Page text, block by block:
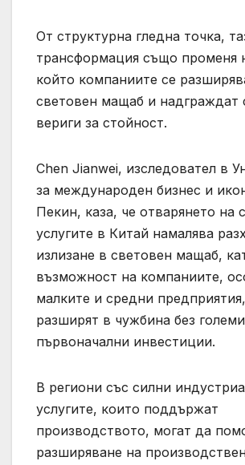
От структурна гледна точка,
трансформация също променя
който компаниите се
световен мащаб и надграждат
вериги за стойност.
Chen Jianwei, изследовател в
за международен бизнес и
Пекин, каза, че отварянето на
услугите в Китай намалява
излизане в световен мащаб,
възможност на компаниите,
малките и средни
разширят в чужбина без големи
първоначални инвестиции.
В региони със силни
услугите, които поддържат
производството, могат да
разширяване на